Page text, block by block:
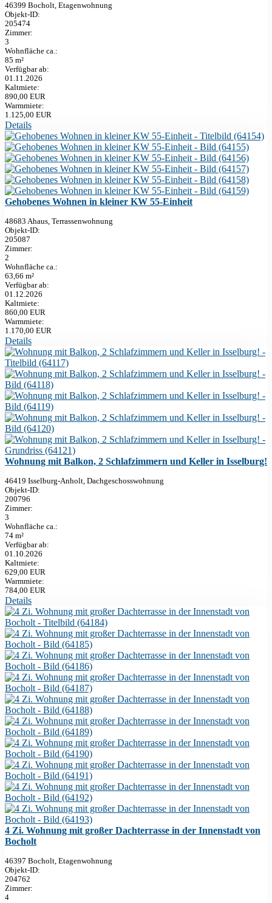
46399 Bocholt, Etagenwohnung
Objekt-ID:
205474
Zimmer:
3
Wohnfläche ca.:
85 m²
Verfügbar ab:
01.11.2026
Kaltmiete:
890,00 EUR
Warmmiete:
1.125,00 EUR
Details
Gehobenes Wohnen in kleiner KW 55-Einheit
48683 Ahaus, Terrassenwohnung
Objekt-ID:
205087
Zimmer:
2
Wohnfläche ca.:
63,66 m²
Verfügbar ab:
01.12.2026
Kaltmiete:
860,00 EUR
Warmmiete:
1.170,00 EUR
Details
Wohnung mit Balkon, 2 Schlafzimmern und Keller in Isselburg!
46419 Isselburg-Anholt, Dachgeschosswohnung
Objekt-ID:
200796
Zimmer:
3
Wohnfläche ca.:
74 m²
Verfügbar ab:
01.10.2026
Kaltmiete:
629,00 EUR
Warmmiete:
784,00 EUR
Details
4 Zi. Wohnung mit großer Dachterrasse in der Innenstadt von
Bocholt
46397 Bocholt, Etagenwohnung
Objekt-ID:
204762
Zimmer:
4